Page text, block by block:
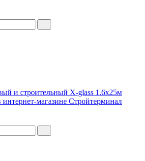
и строительный X-glass 1.6х25м
магазине Стройтерминал